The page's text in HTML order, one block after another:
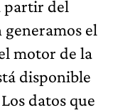
partir del
el
motor de la
disponible
datos que